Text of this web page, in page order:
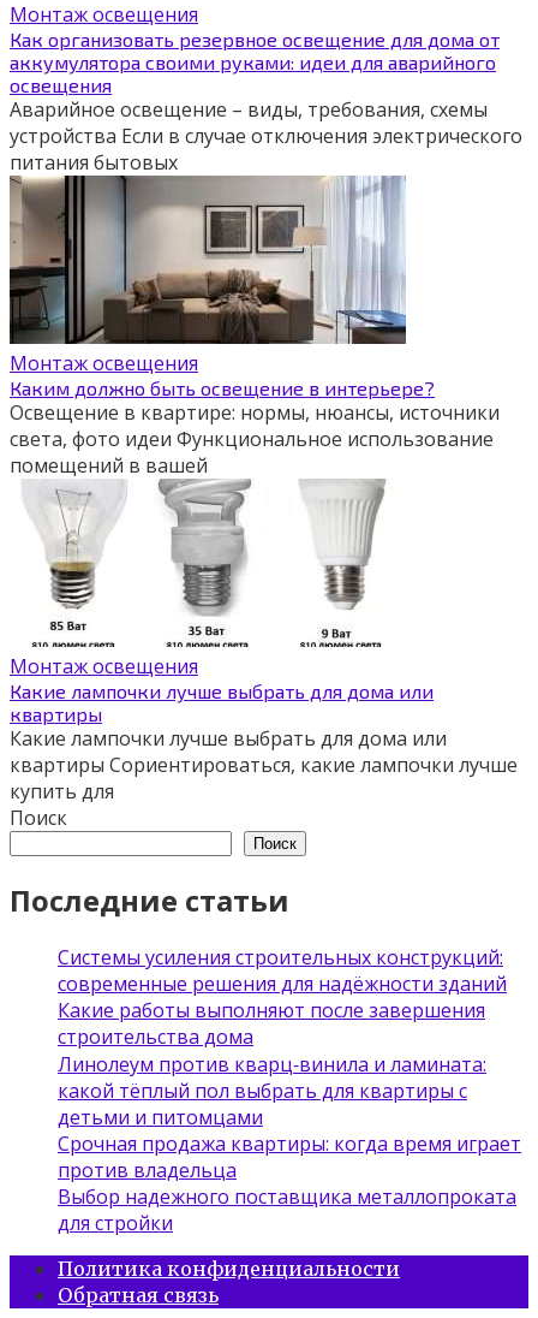
Монтаж освещения
Как организовать резервное освещение для дома от
аккумулятора своими руками: идеи для аварийного
освещения
Аварийное освещение – виды, требования, схемы
устройства Если в случае отключения электрического
питания бытовых
Монтаж освещения
Каким должно быть освещение в интерьере?
Освещение в квартире: нормы, нюансы, источники
света, фото идеи Функциональное использование
помещений в вашей
Монтаж освещения
Какие лампочки лучше выбрать для дома или
квартиры
Какие лампочки лучше выбрать для дома или
квартиры Сориентироваться, какие лампочки лучше
купить для
Поиск
Поиск
Последние статьи
Системы усиления строительных конструкций:
современные решения для надёжности зданий
Какие работы выполняют после завершения
строительства дома
Линолеум против кварц‑винила и ламината:
какой тёплый пол выбрать для квартиры с
детьми и питомцами
Срочная продажа квартиры: когда время играет
против владельца
Выбор надежного поставщика металлопроката
для стройки
Политика конфиденциальности
Обратная связь